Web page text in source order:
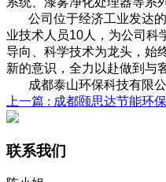
公司位于经济工业发达
业技术人员10人，为公司科
导向、科学技术为龙头，始
新的意识，全力以赴做到与
成都泰山环保科技有限
上一篇 : 成都颐思达节能环
联系我们